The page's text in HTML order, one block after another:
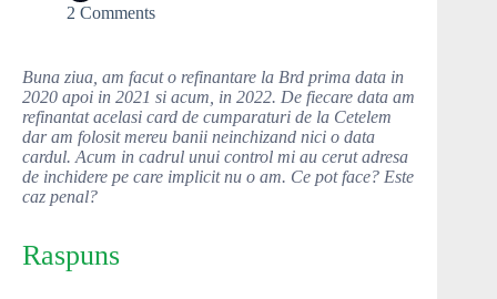
2 Comments
Buna ziua, am facut o refinantare la Brd prima data in
2020 apoi in 2021 si acum, in 2022. De fiecare data am
refinantat acelasi card de cumparaturi de la Cetelem
dar am folosit mereu banii neinchizand nici o data
cardul. Acum in cadrul unui control mi au cerut adresa
de inchidere pe care implicit nu o am. Ce pot face? Este
caz penal?
Raspuns